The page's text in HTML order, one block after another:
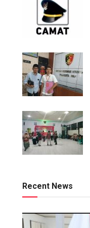
Recent News